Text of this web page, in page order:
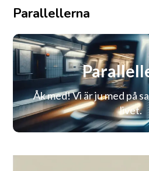
Parallellerna
Åk med! Vi är ju med på
livet.